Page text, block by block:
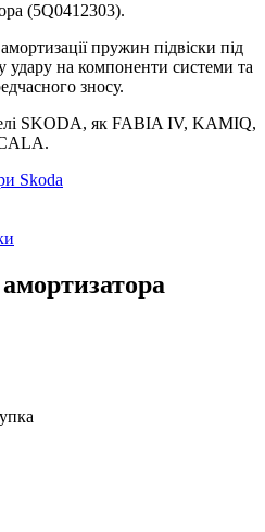
(5Q0412303).
пружин підвіски під
удару на компоненти системи та
зносу.
SKODA, як FABIA IV, KAMIQ,
Skoda